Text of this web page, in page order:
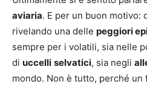
aviaria. E per un buon motivo:
rivelando una delle peggiori
sempre per i volatili, sia nelle
di uccelli selvatici, sia negli
mondo. Non è tutto, perché